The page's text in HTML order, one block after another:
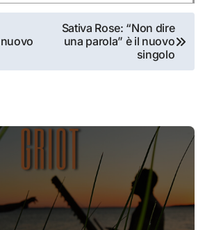
Sativa Rose: “Non dire
una parola” è il nuovo
singolo